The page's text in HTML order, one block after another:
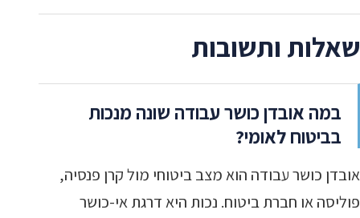
שאלות ותשובות
במה אובדן כושר עבודה שונה מנכות
בביטוח לאומי?
אובדן כושר עבודה הוא מצב ביטוחי מול קרן פנסיה,
פוליסה או חברת ביטוח. נכות היא דרגת אי-כושר